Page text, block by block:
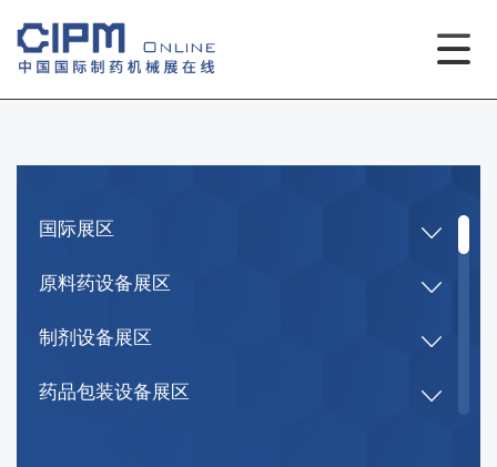
国际展区
原料药设备展区
制剂设备展区
药品包装设备展区